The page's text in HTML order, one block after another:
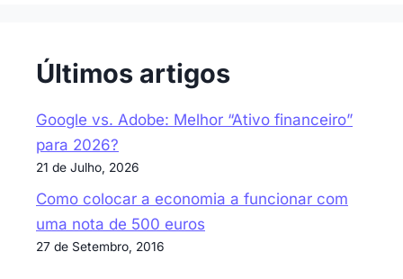
Últimos artigos
Google vs. Adobe: Melhor “Ativo financeiro”
para 2026?
21 de Julho, 2026
Como colocar a economia a funcionar com
uma nota de 500 euros
27 de Setembro, 2016